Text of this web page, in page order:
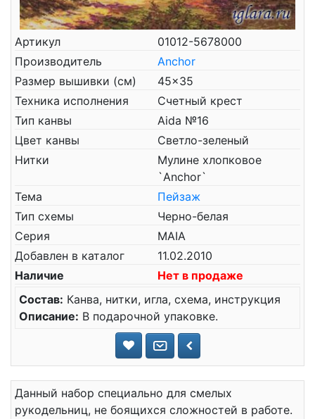
Артикул
01012-5678000
Производитель
Anchor
Размер вышивки (см)
45x35
Техника исполнения
Счетный крест
Тип канвы
Aida №16
Цвет канвы
Светло-зеленый
Нитки
Мулине хлопковое
`Anchor`
Тема
Пейзаж
Тип схемы
Черно-белая
Серия
MAIA
Добавлен в каталог
11.02.2010
Наличие
Нет в продаже
Состав: Канва, нитки, игла, схема, инструкция
Описание: В подарочной упаковке.
Данный набор специально для смелых
рукодельниц, не боящихся сложностей в работе.